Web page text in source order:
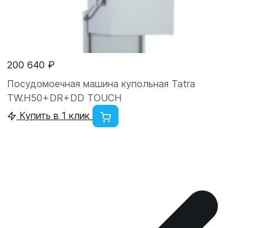
200 640 ₽
Посудомоечная машина купольная Tatra
TW.H50+DR+DD TOUCH
Купить в 1 клик